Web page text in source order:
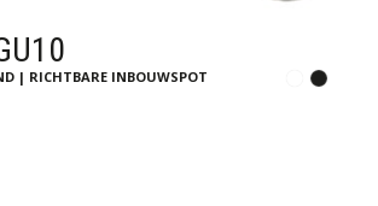
| RICHTBARE INBOUWSPOT